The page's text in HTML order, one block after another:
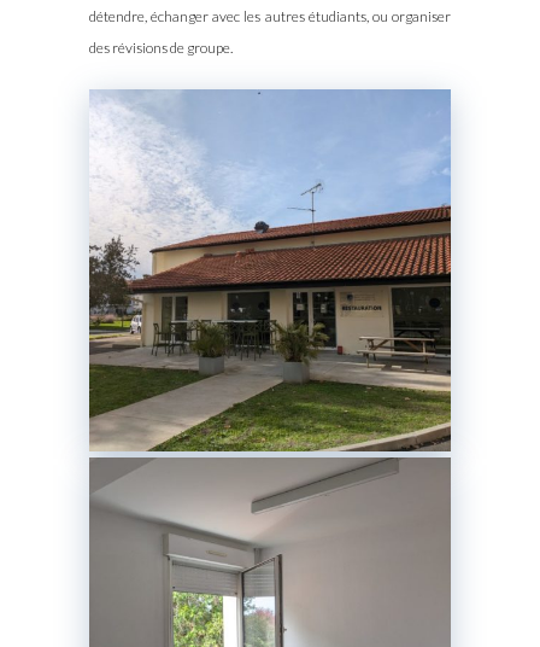
détendre, échanger avec les autres étudiants, ou organiser
des révisions de groupe.